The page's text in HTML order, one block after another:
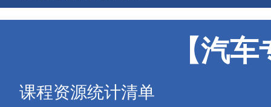
【汽
课程资源统计清单